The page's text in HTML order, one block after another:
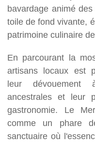
bavardage animé
toile de fond vivante,
patrimoine culinaire
En parcourant la
artisans locaux est
leur dévouement
ancestrales et leur
gastronomie. Le
comme un phare
sanctuaire où